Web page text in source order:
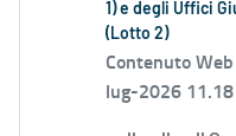
1) e degli Uffici
(Lotto 2)
Contenuto
lug-2026 11.18